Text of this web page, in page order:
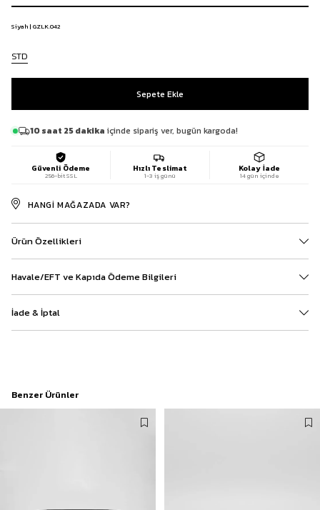
Siyah | GZLK.042
STD
10 saat 25 dakika içinde sipariş ver, bugün kargoda!
Güvenli Ödeme
256-bit SSL
Hızlı Teslimat
1-3 iş günü
Kolay İade
14 gün içinde
HANGI MAĞAZADA VAR?
Ürün Özellikleri
Havale/EFT ve Kapıda Ödeme Bilgileri
İade & İptal
Benzer Ürünler